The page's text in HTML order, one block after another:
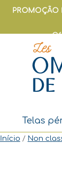
SkipPROMOÇÃO
Telas
Início / Non